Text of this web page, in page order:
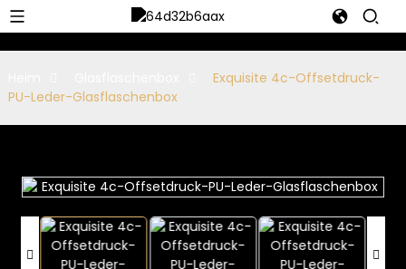
Exquisite 4c-Offsetdruck-
PU-Leder-Glasflaschenbox